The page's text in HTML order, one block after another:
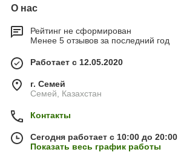
О нас
Рейтинг не сформирован
Менее 5 отзывов за последний год
Работает с 12.05.2020
г. Семей
Семей, Казахстан
Контакты
Сегодня работает с 10:00 до 20:00
Показать весь график работы